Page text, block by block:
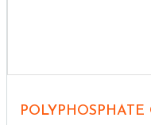
POLYPHOSPHATE